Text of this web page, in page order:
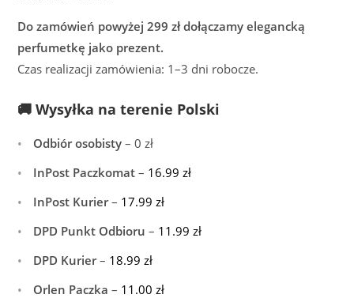
Do zamówień powyżej 299 zł dołączamy elegancką
perfumetkę jako prezent.
Czas realizacji zamówienia: 1–3 dni robocze.
🚚 Wysyłka na terenie Polski
Odbiór osobisty – 0 zł
InPost Paczkomat – 16.99zł
InPost Kurier– 17.99zł
DPD Punkt Odbioru – 11.99zł
DPD Kurier– 18.99zł
Orlen Paczka – 11.00zł